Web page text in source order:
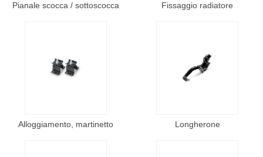
Pianale scocca / sottoscocca Fissaggio radiatore
Alloggiamento, martinetto Longherone